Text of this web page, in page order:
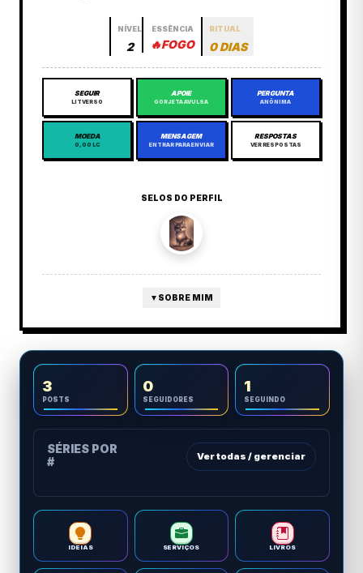
NÍVEL
2
ESSÊNCIA
🔥FOGO
RITUAL
0 DIAS
SEGUIR
LITVERSO
APOIE
GORJETA AVULSA
PERGUNTA
ANÔNIMA
MOEDA
0,00 LC
MENSAGEM
ENTRAR PARA ENVIAR
RESPOSTAS
VER RESPOSTAS
SELOS DO PERFIL
▼ SOBRE MIM
3
POSTS
0
SEGUIDORES
1
SEGUINDO
SÉRIES POR
#
Ver todas / gerenciar
IDEIAS SERVIÇOS LIVROS